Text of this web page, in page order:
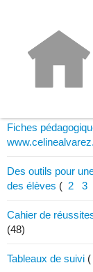
Activités
Fiches
Des outils pour
des élèves ( 2 3
Cahier de
(48)
Tableaux de suivi (